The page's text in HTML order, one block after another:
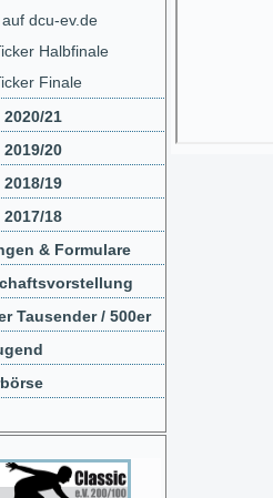
dcu-ev.de
Halbfinale
Finale
21
20
19
18
& Formulare
Tausender / 500er